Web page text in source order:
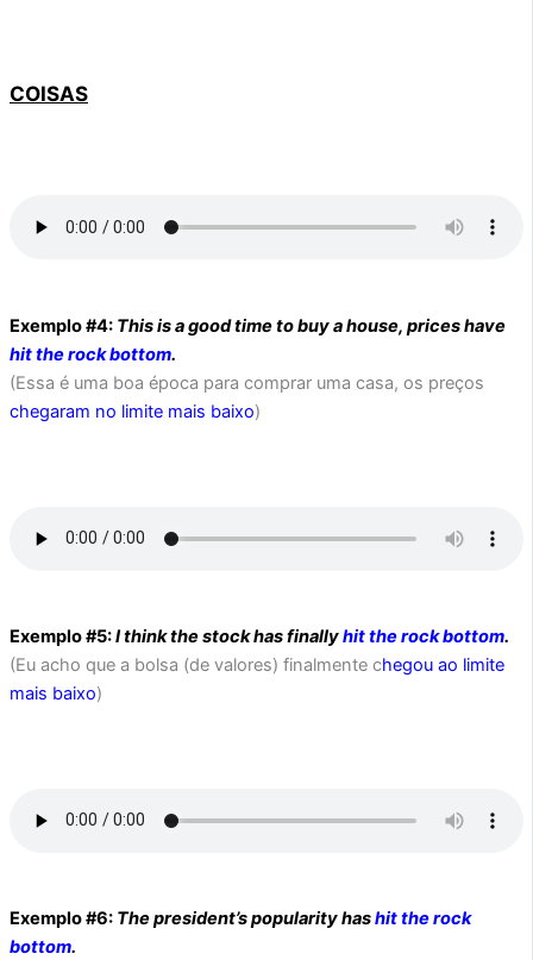
COISAS
Exemplo #4: This is a good time to buy a house, prices have
hit the rock bottom.
(Essa é uma boa época para comprar uma casa, os preços
chegaram no limite mais baixo)
Exemplo #5:I think the stock has finallyhit the rock bottom.
(Eu acho que a bolsa (de valores) finalmente chegou ao limite
mais baixo)
Exemplo #6: The president’s popularity hashit the rock
bottom.